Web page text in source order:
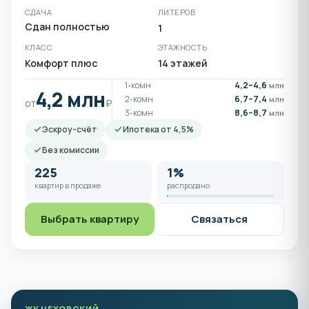
СДАЧА
Сдан полностью
ЛИТЕРОВ
1
КЛАСС
Комфорт плюс
ЭТАЖНОСТЬ
14 этажей
от4,2 млн₽
1-комн 4,2–4,6 млн
2-комн 6,7–7,4 млн
3-комн 8,6–8,7 млн
Эскроу-счёт
Ипотека от 4,5%
Без комиссии
225
квартир в продаже
1%
распродано
Выбрать квартиру Связаться